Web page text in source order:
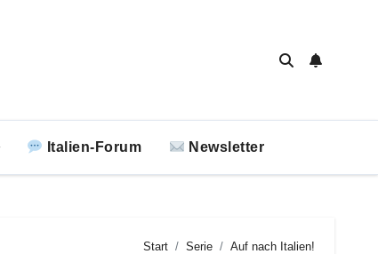
Italien-Forum Newsletter
Start Serie Auf nach Italien!